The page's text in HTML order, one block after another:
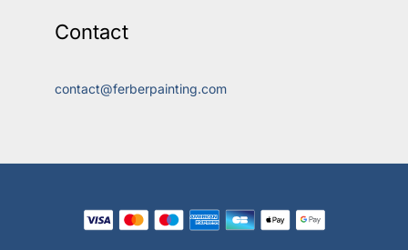
Contact
contact@ferberpainting.com